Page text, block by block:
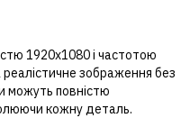
1920x1080 і частотою
зображення без
можуть повністю
кожну деталь.